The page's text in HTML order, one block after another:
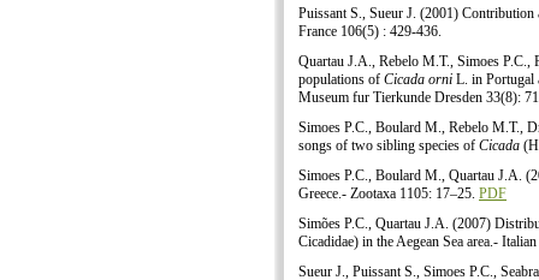
Puissant S., Sueur J. (2001) Contribution
France 106(5) : 429-436.
Quartau J.A., Rebelo M.T., Simoes
populations of Cicada orni L. in Portugal
Museum fur Tierkunde Dresden 33(8):
Simoes P.C., Boulard M., Rebelo M.T.,
songs of two sibling species of Cicada
Simoes P.C., Boulard M., Quartau J.A.
Greece.- Zootaxa 1105: 17–25. PDF
Simões P.C., Quartau J.A. (2007)
Cicadidae) in the Aegean Sea area.-
Sueur J., Puissant S., Simoes P.C.,